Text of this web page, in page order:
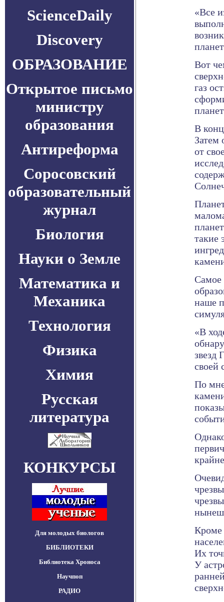
ScienceDaily
Discovery
ОБРАЗОВАНИЕ
Открытое письмо
министру
образования
Антиреформа
Соросовский
образовательный
журнал
Биология
Науки о Земле
Математика и
Механика
Технология
Физика
Химия
Русская
литература
КОНКУРСЫ
Для молодых биологов
БИБЛИОТЕКИ
Библиотека Хроноса
Научпоп
РАДИО
«Все
Вот
газ
В
Затем
от
такие
Самое
наше
«В
звезд
своей
По
Кроме
Их
У